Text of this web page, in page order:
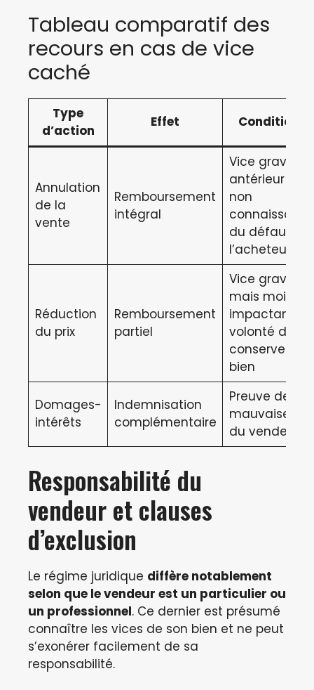
Tableau comparatif des
recours en cas de vice
caché
Type
d’action
Effet Conditions
Annulation
de la
vente
Remboursement
intégral
Vice grave et
antérieur +
non
du défaut par
l’acheteur
Réduction
du prix
Remboursement
partiel
Vice grave
mais moins
impactant,
volonté de
conserver le
bien
Domages-
intérêts
Indemnisation
complémentaire
Preuve de la
mauvaise foi
du vendeur
Responsabilité du
vendeur et clauses
d’exclusion
Le régime juridique diffère notablement
selon que le vendeur est un particulier ou
un professionnel. Ce dernier est présumé
connaître les vices de son bien et ne peut
s’exonérer facilement de sa
responsabilité.